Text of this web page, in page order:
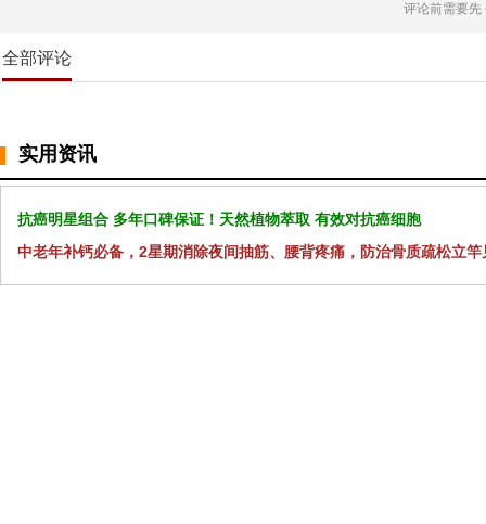
评论前需要先
全部评论
实用资讯
抗癌明星组合 多年口碑保证！天然植物萃取 有效对抗癌细胞
中老年补钙必备，2星期消除夜间抽筋、腰背疼痛，防治骨质疏松立竿